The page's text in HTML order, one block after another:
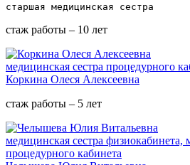
старшая медицинская сестра
стаж работы – 10 лет
медицинская сестра процедурного
Коркина Олеся Алексеевна
стаж работы – 5 лет
медицинская сестра физиокабинета,
процедурного кабинета